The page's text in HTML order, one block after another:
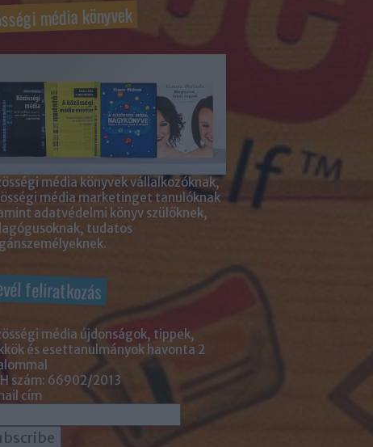
média könyvek
média könyvek vállalkozóknak,
média marketinget tanulóknak
adatvédelmi könyv szülőknek,
tudatos
feliratkozás
média újdonságok, tippek,
és esettanulmányok havonta 2
szám: 66902/2013
cím